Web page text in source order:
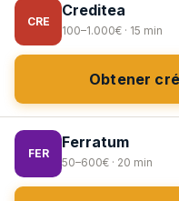
CRE
Creditea
100–1.000€ · 15 min
Obtener
FER
Ferratum
50–600€ · 20 min